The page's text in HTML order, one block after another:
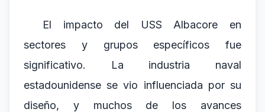
El impacto del USS Albacore en
sectores y grupos específicos fue
significativo. La industria naval
estadounidense se vio influenciada por su
diseño, y muchos de los avances